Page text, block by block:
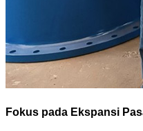
Fokus pada Ekspansi